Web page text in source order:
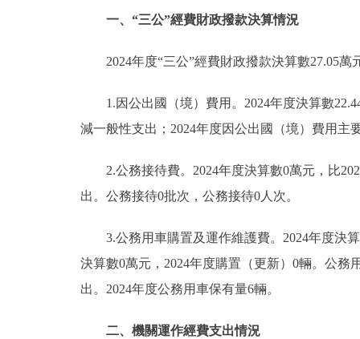
一、“三公”經費財政撥款決算情況
2024年度“三公”經費財政撥款決算數27.05
1.因公出國（境）費用。2024年度決算數
減一般性支出；2024年度因公出國（境）費用主
2.公務接待費。2024年度決算數0萬元，比
出。公務接待0批次，公務接待0人次。
3.公務用車購置及運作維護費。2024年度決
決算數0萬元，2024年度購置（更新）0輛。公
出。2024年度公務用車保有量6輛。
二、機關運作經費支出情況